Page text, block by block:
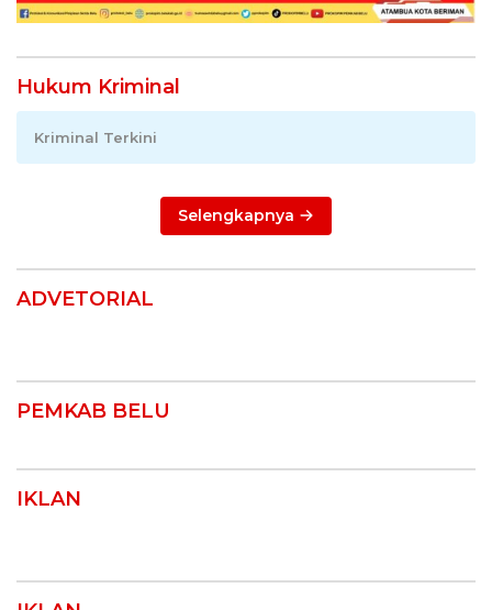
Hukum Kriminal
Kriminal Terkini
Selengkapnya
ADVETORIAL
PEMKAB BELU
IKLAN